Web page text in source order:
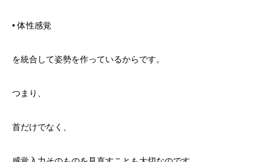
• 体性感覚
を統合して姿勢を作っているからです。
つまり、
首だけでなく、